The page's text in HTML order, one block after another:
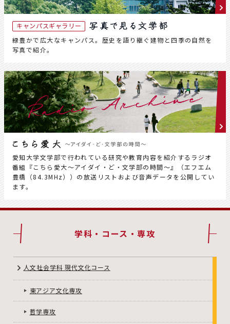
キャンパスギャラリー
緑豊かで広大なキャンパス。歴史を語り継ぐ建物と四季の自然を
写真で紹介。
愛知大学文学部で行われている研究や教育内容を紹介するラジオ
番組『こちら愛大～アイダイ・ど・文学部の時間～』（エフエム
豊橋（84.3MHz））の放送リストおよび音声データを公開してい
ます。
学科・コース・専攻
人文社会学科 現代文化コース
東アジア文化専攻
哲学専攻